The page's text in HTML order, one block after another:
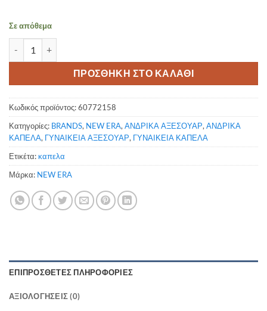
Σε απόθεμα
ΠΡΟΣΘΗΚΗ ΣΤΟ ΚΑΛΑΘΙ
Κωδικός προϊόντος:60772158
Κατηγορίες: BRANDS, NEW ERA, ΑΝΔΡΙΚΑ ΑΞΕΣΟΥΑΡ, ΑΝΔΡΙΚΑ
ΚΑΠΕΛΑ, ΓΥΝΑΙΚΕΙΑ ΑΞΕΣΟΥΑΡ, ΓΥΝΑΙΚΕΙΑ ΚΑΠΕΛΑ
Ετικέτα:καπελα
Μάρκα: NEW ERA
ΕΠΙΠΡΌΣΘΕΤΕΣ ΠΛΗΡΟΦΟΡΊΕΣ
ΑΞΙΟΛΟΓΉΣΕΙΣ (0)